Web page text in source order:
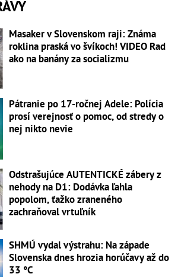
Masaker v Slovenskom raji: Známa
roklina praská vo švíkoch! VIDEO Rad
ako na banány za socializmu
Pátranie po 17-ročnej Adele: Polícia
prosí verejnosť o pomoc, od stredy o
nej nikto nevie
Odstrašujúce AUTENTICKÉ zábery z
nehody na D1: Dodávka ľahla
popolom, ťažko zraneného
zachraňoval vrtuľník
SHMÚ vydal výstrahu: Na západe
Slovenska dnes hrozia horúčavy až do
33 °C